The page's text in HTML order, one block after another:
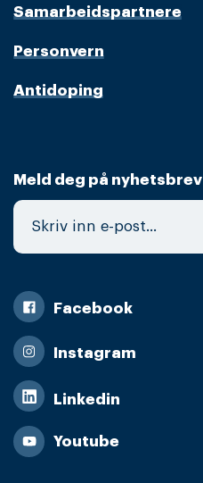
Samarbeidspartnere
Personvern
Antidoping
Meld deg på nyhetsbrev
Facebook
Instagram
Linkedin
Youtube